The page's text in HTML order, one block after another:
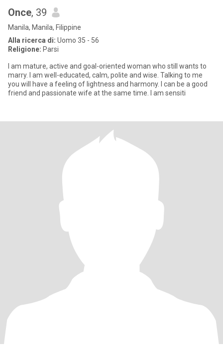
Once, 39
Manila, Manila, Filippine
Alla ricerca di: Uomo 35 - 56
Religione: Parsi
I am mature, active and goal-oriented woman who still wants to
marry. I am well-educated, calm, polite and wise. Talking to me
you will have a feeling of lightness and harmony. I can be a good
friend and passionate wife at the same time. I am sensiti